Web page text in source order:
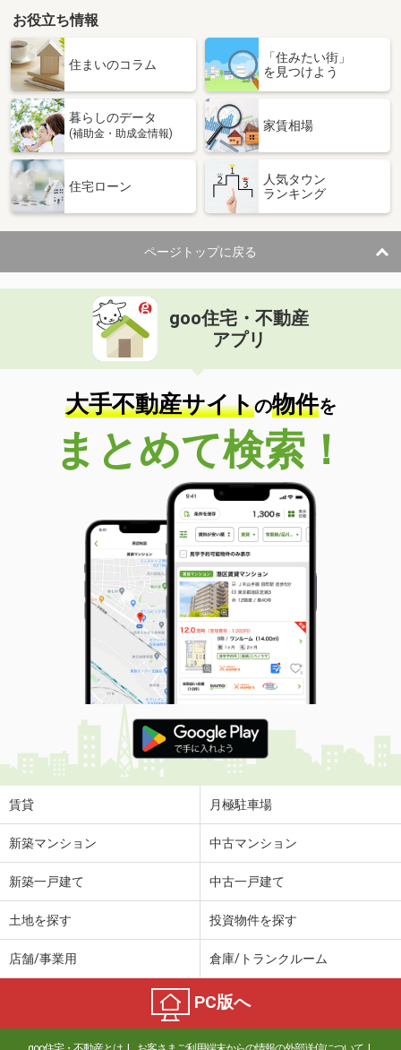
お役立ち情報
住まいのコラム
「住みたい街」
を見つけよう
暮らしのデータ
(補助金・助成金情報)
家賃相場
住宅ローン
人気タウン
ランキング
ページトップに戻る
goo住宅・不動産
アプリ
大手不動産サイトの物件を
まとめて検索！
賃貸 月極駐車場
新築マンション 中古マンション
新築一戸建て 中古一戸建て
土地を探す 投資物件を探す
店舗/事業用 倉庫/トランクルーム
PC版へ